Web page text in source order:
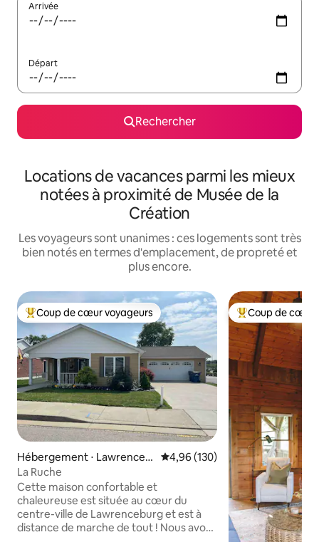
Arrivée
Départ
Rechercher
Locations de vacances parmi les mieux
notées à proximité de Musée de la
Création
Les voyageurs sont unanimes : ces logements sont très
bien notés en termes d'emplacement, de propreté et
plus encore.
Coups de cœur voyageurs les plus appréciés
Coup de cœur voyageurs
Hébergement ⋅ Lawrenceb
urg
Évaluation moyenne sur la
4,96 (130)
La Ruche
Cette maison confortable et
chaleureuse est située au cœur du
centre-ville de Lawrenceburg et est à
distance de marche de tout ! Nous avons
Coups de cœur
Coup de cœur